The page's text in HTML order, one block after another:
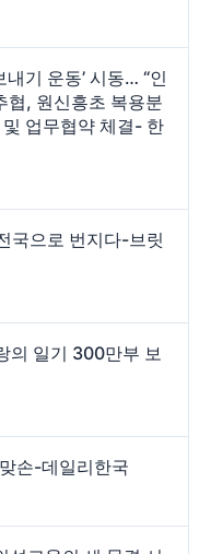
기 운동’ 시동… “인
협, 원신흥초 복용분
업무협약 체결- 한
국으로 번지다-브릿
의 일기 300만부 보
손-데일리한국